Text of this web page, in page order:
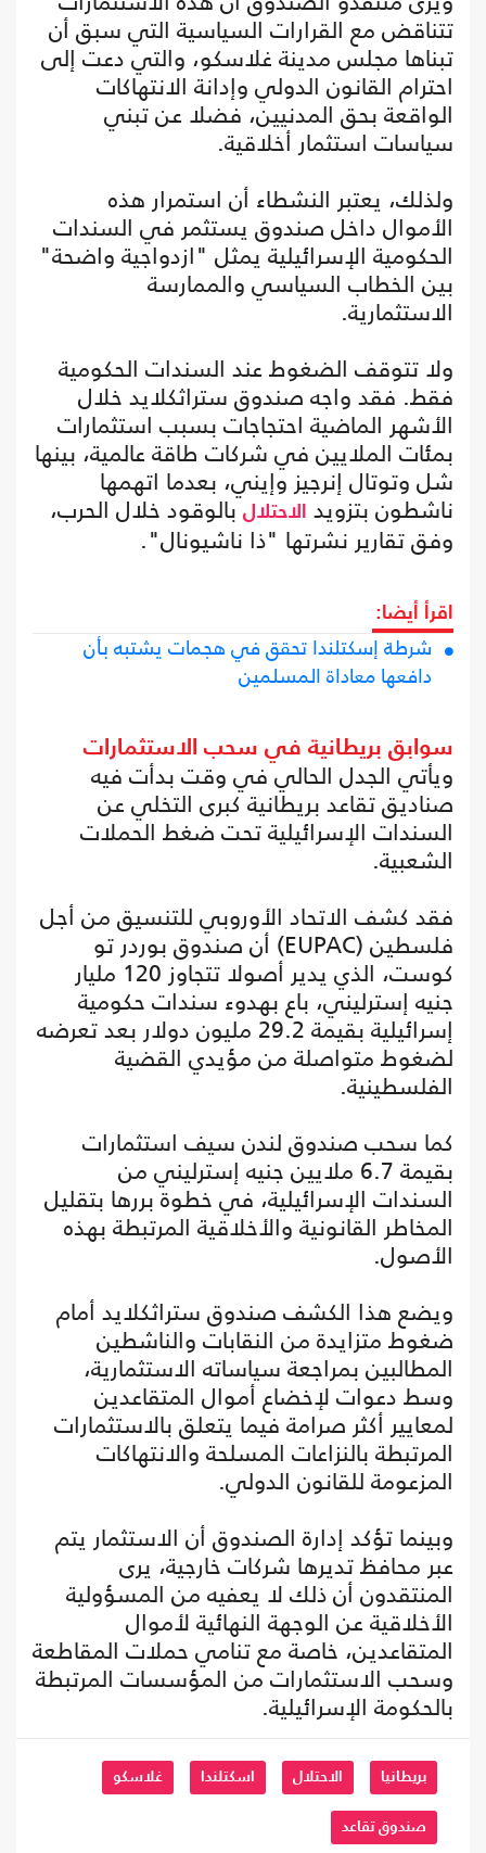
تتناقض مع القرارات السياسية التي سبق أن
تبناها مجلس مدينة غلاسكو، والتي دعت إلى
احترام القانون الدولي وإدانة الانتهاكات
الواقعة بحق المدنيين، فضلا عن تبني
سياسات استثمار أخلاقية.
ولذلك، يعتبر النشطاء أن استمرار هذه
الأموال داخل صندوق يستثمر في السندات
الحكومية الإسرائيلية يمثل "ازدواجية واضحة"
بين الخطاب السياسي والممارسة
الاستثمارية.
ولا تتوقف الضغوط عند السندات الحكومية
فقط. فقد واجه صندوق ستراثكلايد خلال
الأشهر الماضية احتجاجات بسبب استثمارات
بمئات الملايين في شركات طاقة عالمية، بينها
شل وتوتال إنرجيز وإيني، بعدما اتهمها
ناشطون بتزويد الاحتلالبالوقود خلال الحرب،
وفق تقارير نشرتها "ذا ناشيونال".
اقرأ أيضا:
شرطة إسكتلندا تحقق في هجمات يشتبه بأن
دافعها معاداة المسلمين
سوابق بريطانية في سحب الاستثمارات
ويأتي الجدل الحالي في وقت بدأت فيه
صناديق تقاعد بريطانية كبرى التخلي عن
السندات الإسرائيلية تحت ضغط الحملات
الشعبية.
فقد كشف الاتحاد الأوروبي للتنسيق من أجل
فلسطين (EUPAC) أن صندوق بوردر تو
كوست، الذي يدير أصولا تتجاوز 120 مليار
جنيه إسترليني، باع بهدوء سندات حكومية
إسرائيلية بقيمة 29.2 مليون دولار بعد تعرضه
لضغوط متواصلة من مؤيدي القضية
الفلسطينية.
كما سحب صندوق لندن سيف استثمارات
بقيمة 6.7 ملايين جنيه إسترليني من
السندات الإسرائيلية، في خطوة بررها بتقليل
المخاطر القانونية والأخلاقية المرتبطة بهذه
الأصول.
ويضع هذا الكشف صندوق ستراثكلايد أمام
ضغوط متزايدة من النقابات والناشطين
المطالبين بمراجعة سياساته الاستثمارية،
وسط دعوات لإخضاع أموال المتقاعدين
لمعايير أكثر صرامة فيما يتعلق بالاستثمارات
المرتبطة بالنزاعات المسلحة والانتهاكات
المزعومة للقانون الدولي.
وبينما تؤكد إدارة الصندوق أن الاستثمار يتم
عبر محافظ تديرها شركات خارجية، يرى
المنتقدون أن ذلك لا يعفيه من المسؤولية
الأخلاقية عن الوجهة النهائية لأموال
المتقاعدين، خاصة مع تنامي حملات المقاطعة
وسحب الاستثمارات من المؤسسات المرتبطة
بالحكومة الإسرائيلية.
بريطانيا الاحتلال اسكتلندا غلاسكو
صندوق تقاعد